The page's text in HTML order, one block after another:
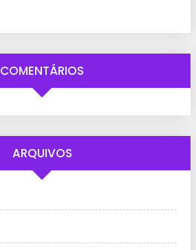
COMENTÁRIOS
ARQUIVOS